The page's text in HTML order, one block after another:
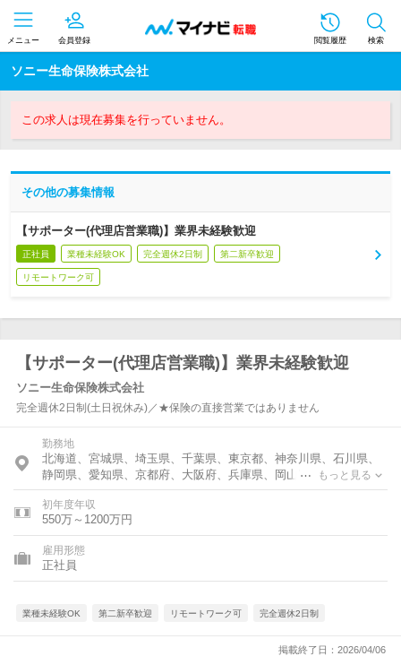
メニュー 会員登録 閲覧履歴 検索
ソニー生命保険株式会社
この求人は現在募集を行っていません。
その他の募集情報
【サポーター(代理店営業職)】業界未経験歓迎
正社員 業種未経験OK 完全週休2日制 第二新卒歓迎
リモートワーク可
【サポーター(代理店営業職)】業界未経験歓迎
ソニー生命保険株式会社
完全週休2日制(土日祝休み)／★保険の直接営業ではありません
勤務地
北海道、宮城県、埼玉県、千葉県、東京都、神奈川県、石川県、
静岡県、愛知県、京都府、大阪府、兵庫県、岡山県、福岡県、熊
本県、鹿児島県
もっと見る
初年度年収
550万～1200万円
雇用形態
正社員
業種未経験OK 第二新卒歓迎 リモートワーク可 完全週休2日制
掲載終了日：2026/04/06